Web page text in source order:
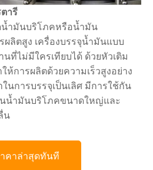
ารี
น้ำมันบริโภคหรือน้ำมัน
ลิตสูง เครื่องบรรจุน้ำมันแบบ
ที่ไม่มีใครเทียบได้ ด้วยหัวเติม
ห้การผลิตด้วยความเร็วสูงอย่าง
นการบรรจุเป็นเลิศ มีการใช้กัน
นน้ำมันบริโภคขนาดใหญ่และ
น
คาล่าสุดทันที